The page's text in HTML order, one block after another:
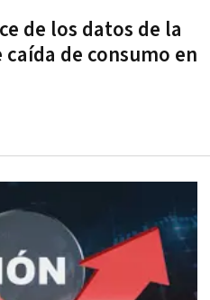
de los datos de la
caída de consumo en